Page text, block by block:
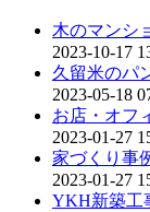
木のマンシ
2023-10-17
久留米のパ
2023-05-18
お店・オフ
2023-01-27
家づくり事
2023-01-27
YKH新築